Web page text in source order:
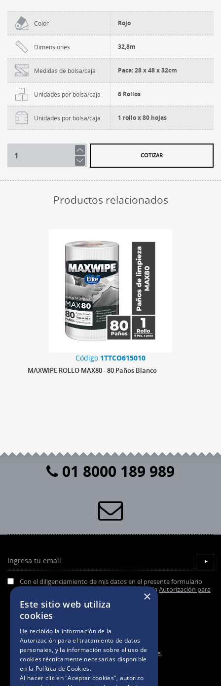
Color Rojo
Dimensiones 32,8m
Medidas de bolsa/caja Paca: 28 x 48 x 32cm
Unidades por bolsa/caja 6 Rollos
Unidades por bolsa/caja 1 rollo x 80 hojas
COTIZAR
Productos relacionados
Código 1TTCO615010
MAXWIPE ROLLO MAX80 - 80 Paños Blanco
01 8000 189 989
Ingresa tu email
Con el diligenciamiento de mis datos en el presente formulario
acepto de forma previa, expresa e informada laAutorización para
▼
2025. Todos los derechos reservados.
TÉRMINOS Y CONDICIONES
×
Este sitio web utiliza
cookies
He recibido la información de la
Autorización para el tratamiento de datos
personales, y la información sobre el uso de
cookies técnicamente necesarias disponible
en la Política de Cookies.
Al hacer clic en "Aceptar cookies", autorizo